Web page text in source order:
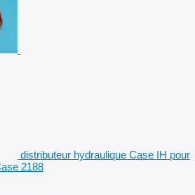
distributeur hydraulique Case IH pour
2188